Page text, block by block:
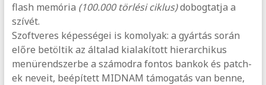
flash memória (100.000 törlési ciklus)dobogtatja a
szívét.
Szoftveres képességei is komolyak: a gyártás során
előre betöltik az általad kialakított hierarchikus
menürendszerbe a számodra fontos bankok és patch-
ek neveit, beépített MIDNAM támogatás van benne,